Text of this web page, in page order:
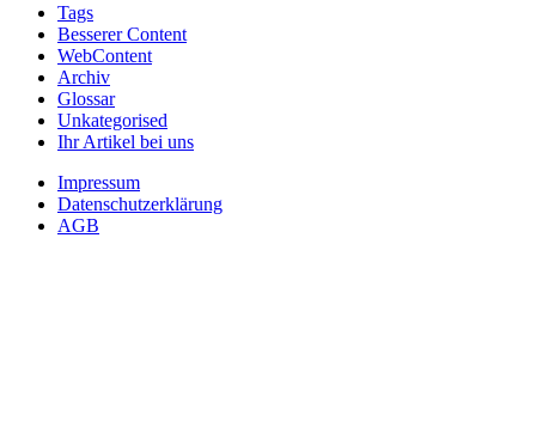
Tags
Besserer Content
WebContent
Archiv
Glossar
Unkategorised
Ihr Artikel bei uns
Impressum
Datenschutzerklärung
AGB